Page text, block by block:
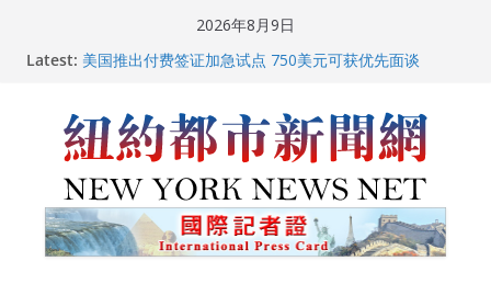
2026年8月9日
Latest: 中国驻美国大使谢锋邀请美国老教师罗纳德·萨科尔斯基
纽约启动“Fix the City”计划 重拳整治长期违规房东
美国最高法院维持“出生公民权” : 出生在美国就是美国
FBI联合纽约警方突袭多名警界高层住所 涉纽约警察局腐
败刑事调查